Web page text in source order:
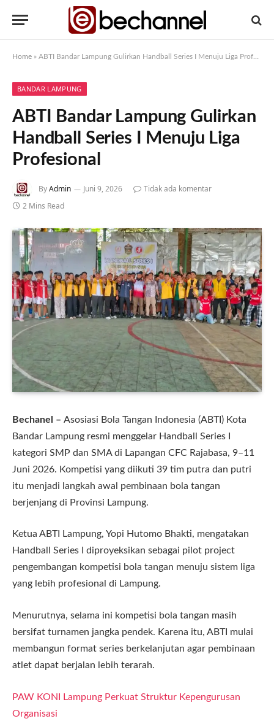
Home » ABTI Bandar Lampung Gulirkan Handball Series I Menuju Liga Profesional
BANDAR LAMPUNG
ABTI Bandar Lampung Gulirkan
Handball Series I Menuju Liga
Profesional
ByAdmin Juni 9, 2026
Tidak ada komentar
2 Mins Read
Bechanel – Asosiasi Bola Tangan Indonesia (ABTI) Kota
Bandar Lampung resmi menggelar Handball Series I
kategori SMP dan SMA di Lapangan CFC Rajabasa, 9–11
Juni 2026. Kompetisi yang diikuti 39 tim putra dan putri
itu menjadi langkah awal pembinaan bola tangan
berjenjang di Provinsi Lampung.
Ketua ABTI Lampung, Yopi Hutomo Bhakti, mengatakan
Handball Series I diproyeksikan sebagai pilot project
pengembangan kompetisi bola tangan menuju sistem liga
yang lebih profesional di Lampung.
Menurutnya, selama ini kompetisi bola tangan masih
bersifat turnamen jangka pendek. Karena itu, ABTI mulai
membangun format series berkelanjutan agar pembinaan
atlet dapat berjalan lebih terarah.
PAW KONI Lampung Perkuat Struktur Kepengurusan
Organisasi